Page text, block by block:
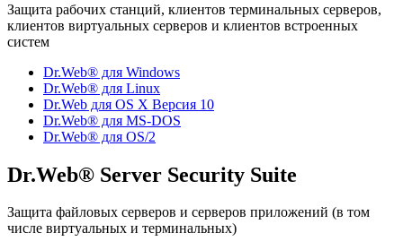
Защита рабочих станций, клиентов терминальных серверов,
клиентов виртуальных серверов и клиентов встроенных
систем
Dr.Web® для Windows
Dr.Web® для Linux
Dr.Web для OS X Версия 10
Dr.Web® для MS-DOS
Dr.Web® для OS/2
Dr.Web® Server Security Suite
Защита файловых серверов и серверов приложений (в том
числе виртуальных и терминальных)